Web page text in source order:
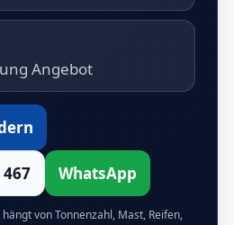
Angebot
WhatsApp
von Tonnenzahl, Mast, Reifen,